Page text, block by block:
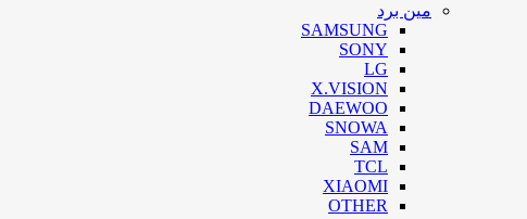
مین برد
SAMSUNG
SONY
LG
X.VISION
DAEWOO
SNOWA
SAM
TCL
XIAOMI
OTHER